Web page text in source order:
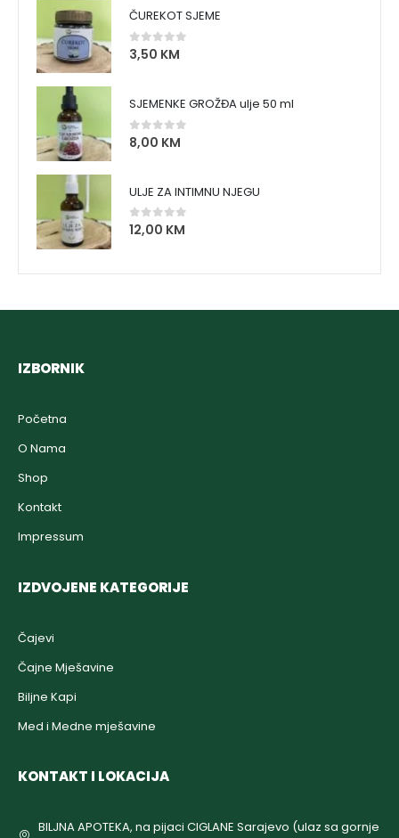
ČUREKOT SJEME
0 out of 5
3,50 KM
SJEMENKE GROŽĐA ulje 50 ml
0 out of 5
8,00 KM
ULJE ZA INTIMNU NJEGU
0out of 5
12,00 KM
IZBORNIK
Početna
O Nama
Shop
Kontakt
Impressum
IZDVOJENE KATEGORIJE
Čajevi
Čajne Mješavine
Biljne Kapi
Med i Medne mješavine
KONTAKT I LOKACIJA
BILJNA APOTEKA, na pijaci CIGLANE Sarajevo (ulaz sa gornje